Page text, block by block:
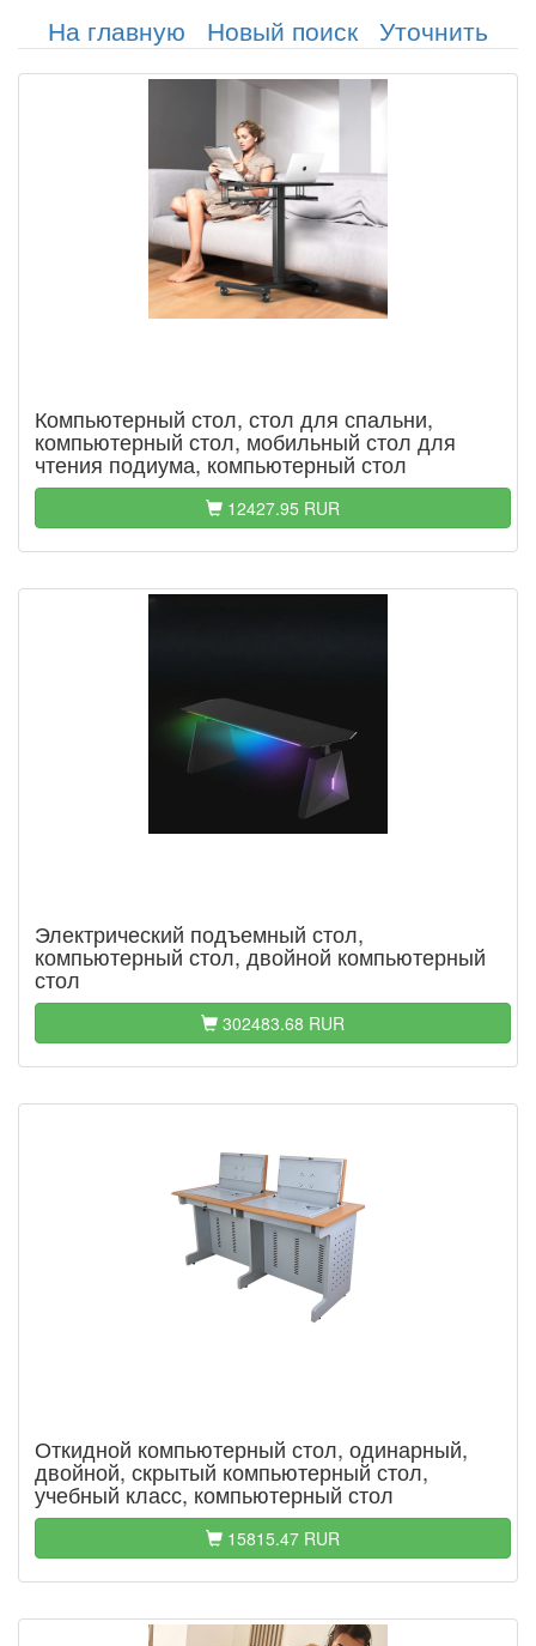
На главную Новый поиск Уточнить
Компьютерный стол, стол для спальни,
компьютерный стол, мобильный стол для
чтения подиума, компьютерный стол
12427.95 RUR
Электрический подъемный стол,
компьютерный стол, двойной компьютерный
стол
302483.68 RUR
Откидной компьютерный стол, одинарный,
двойной, скрытый компьютерный стол,
учебный класс, компьютерный стол
15815.47 RUR